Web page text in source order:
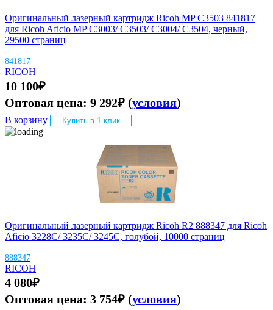
Оригинальный лазерный картридж Ricoh MP C3503 841817
для Ricoh Aficio MP C3003/ C3503/ C3004/ C3504, черный,
29500 страниц
841817
RICOH
10 100₽
Оптовая цена: 9 292₽ (условия)
В корзину Купить в 1 клик
Оригинальный лазерный картридж Ricoh R2 888347 для Ricoh
Aficio 3228C/ 3235C/ 3245C, голубой, 10000 страниц
888347
RICOH
4 080₽
Оптовая цена: 3 754₽ (условия)